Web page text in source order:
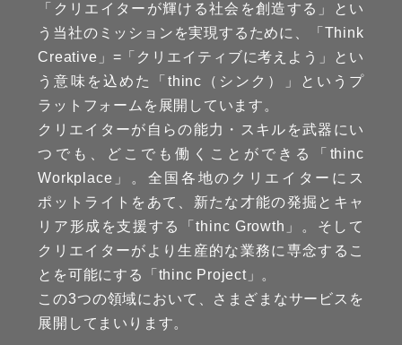
「クリエイターが輝ける社会を創造する」とい
う当社のミッションを実現するために、「Think
Creative」=「クリエイティブに考えよう」とい
う意味を込めた「thinc（シンク）」というプ
ラットフォームを展開しています。
クリエイターが自らの能力・スキルを武器にい
つでも、どこでも働くことができる「thinc
Workplace」。全国各地のクリエイターにス
ポットライトをあて、新たな才能の発掘とキャ
リア形成を支援する「thinc Growth」。そして
クリエイターがより生産的な業務に専念するこ
とを可能にする「thinc Project」。
この3つの領域において、さまざまなサービスを
展開してまいります。